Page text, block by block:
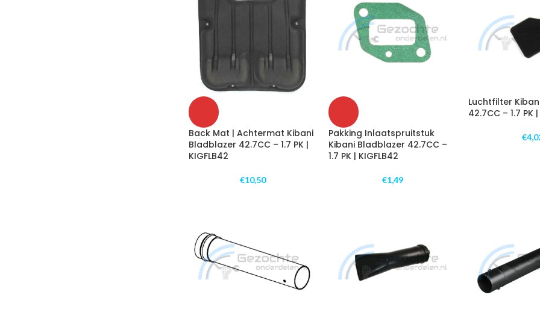
Back Mat | Achtermat Kibani
Bladblazer 42.7CC – 1.7 PK |
KIGFLB42
€10,50
Pakking Inlaatspruitstuk
Kibani Bladblazer 42.7CC –
1.7 PK | KIGFLB42
€1,49
Luchtfilter
42.7CC – 1.7 PK
€